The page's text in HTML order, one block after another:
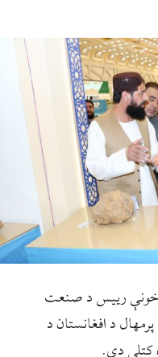
خونې رييس د صنعت
د افغانستان د
کتلي دي.